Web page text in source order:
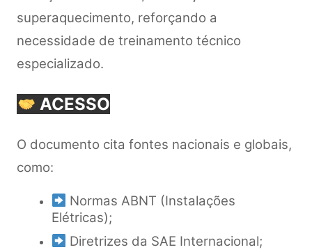
superaquecimento, reforçando a
necessidade de treinamento técnico
especializado.
ACESSO
O documento cita fontes nacionais e globais,
como:
Normas ABNT (Instalações
Elétricas);
Diretrizes da SAE Internacional;